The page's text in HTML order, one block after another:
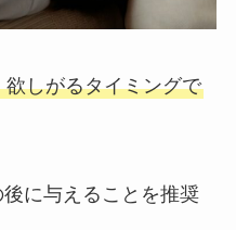
しがるタイミングで
に与えることを推奨